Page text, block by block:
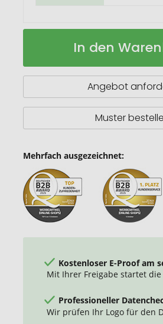
Zugbeutel
Auf
In den
Angebot
Muster
Mehrfach ausgezeichnet:
Kostenloser E-Proof am
Mit Ihrer Freigabe startet
Professioneller
Wir prüfen Ihr Logo für den